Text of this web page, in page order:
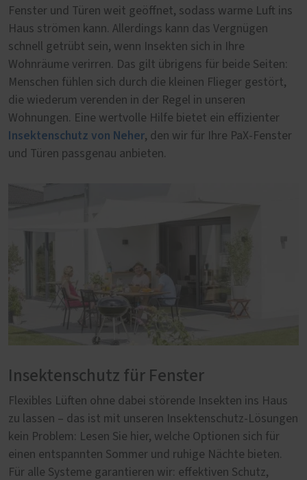
Fenster und Türen weit geöffnet, sodass warme Luft ins
Haus strömen kann. Allerdings kann das Vergnügen
schnell getrübt sein, wenn Insekten sich in Ihre
Wohnräume verirren. Das gilt übrigens für beide Seiten:
Menschen fühlen sich durch die kleinen Flieger gestört,
die wiederum verenden in der Regel in unseren
Wohnungen. Eine wertvolle Hilfe bietet ein effizienter
Insektenschutz von Neher, den wir für Ihre PaX-Fenster
und Türen passgenau anbieten.
Insektenschutz für Fenster
Flexibles Lüften ohne dabei störende Insekten ins Haus
zu lassen – das ist mit unseren Insektenschutz-Lösungen
kein Problem: Lesen Sie hier, welche Optionen sich für
einen entspannten Sommer und ruhige Nächte bieten.
Für alle Systeme garantieren wir: effektiven Schutz,